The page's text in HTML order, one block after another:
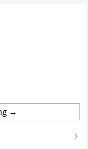
mới với 6 nhân và 8
35X7 đạt xung
diễn ra mượt mà và
8GB LPDDR5
thế hệ DDR4 trước
→